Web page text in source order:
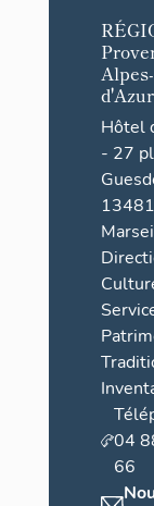
d'Azur
Hôtel
- 27
13481
04
66